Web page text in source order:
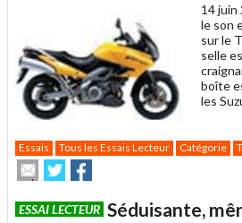
14 juin
le son
sur le
selle
boîte
les
Essais Tous les Essais Lecteur Catégorie
Envoyer
cet
à
Partager
sur
sur
ESSAI LECTEUR Séduisante,